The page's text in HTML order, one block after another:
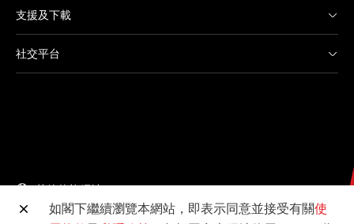
支援及下載
社交平台
其他佳能網站
如閣下繼續瀏覽本網站，即表示同意並接受有關使